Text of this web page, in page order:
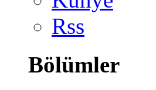
Rss
Bölümler